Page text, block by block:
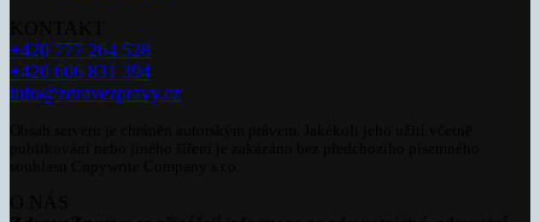
+420 777 264 528
+420 606 831 394
info@zdravezpravy.cz